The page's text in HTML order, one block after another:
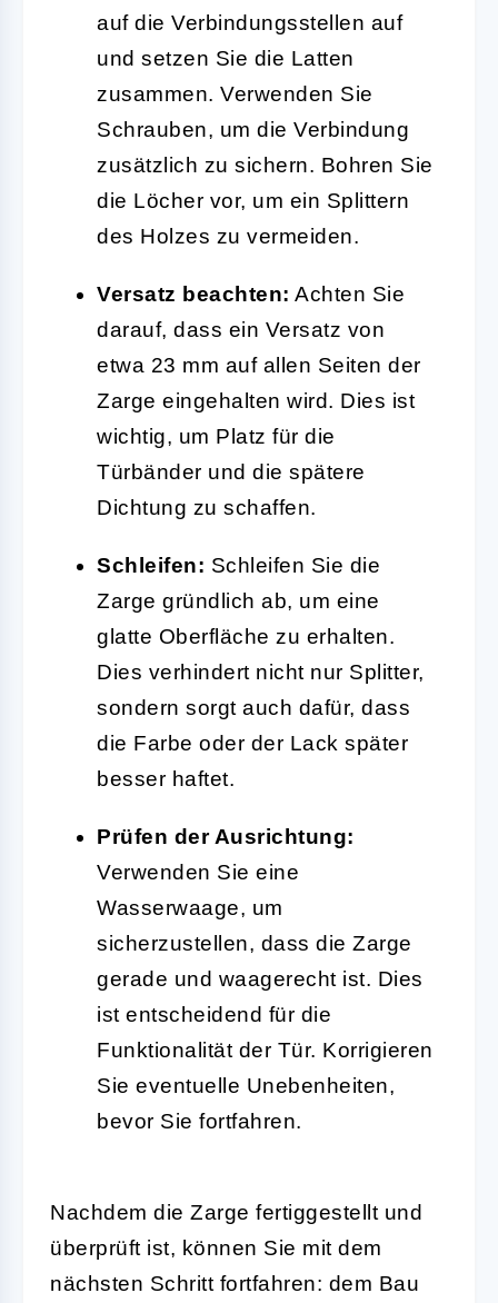
auf die Verbindungsstellen auf
und setzen Sie die Latten
zusammen. Verwenden Sie
Schrauben, um die Verbindung
zusätzlich zu sichern. Bohren Sie
die Löcher vor, um ein Splittern
des Holzes zu vermeiden.
Versatz beachten: Achten Sie
darauf, dass ein Versatz von
etwa 23 mm auf allen Seiten der
Zarge eingehalten wird. Dies ist
wichtig, um Platz für die
Türbänder und die spätere
Dichtung zu schaffen.
Schleifen: Schleifen Sie die
Zarge gründlich ab, um eine
glatte Oberfläche zu erhalten.
Dies verhindert nicht nur Splitter,
sondern sorgt auch dafür, dass
die Farbe oder der Lack später
besser haftet.
Prüfen der Ausrichtung:
Verwenden Sie eine
Wasserwaage, um
sicherzustellen, dass die Zarge
gerade und waagerecht ist. Dies
ist entscheidend für die
Funktionalität der Tür. Korrigieren
Sie eventuelle Unebenheiten,
bevor Sie fortfahren.
Nachdem die Zarge fertiggestellt und
überprüft ist, können Sie mit dem
nächsten Schritt fortfahren: dem Bau